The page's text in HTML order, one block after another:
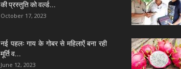
की प्रस्तुति को वर्ल्ड...
October 17, 2023
नई पहलः गाय के गोबर से महिलाऐं बना रही
मूर्ति व...
June 12, 2023